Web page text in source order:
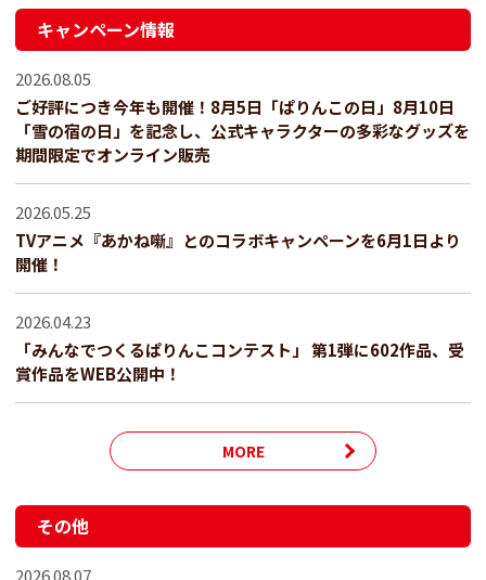
キャンペーン情報
2026.08.05
ご好評につき今年も開催！8月5日「ぱりんこの日」8月10日
「雪の宿の日」を記念し、公式キャラクターの多彩なグッズを
期間限定でオンライン販売
2026.05.25
TVアニメ『あかね噺』とのコラボキャンペーンを6月1日より
開催！
2026.04.23
「みんなでつくるぱりんこコンテスト」 第1弾に602作品、受
賞作品をWEB公開中！
MORE
その他
2026.08.07